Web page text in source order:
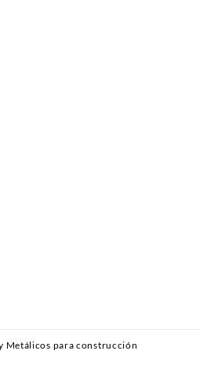
Metálicos para construcción